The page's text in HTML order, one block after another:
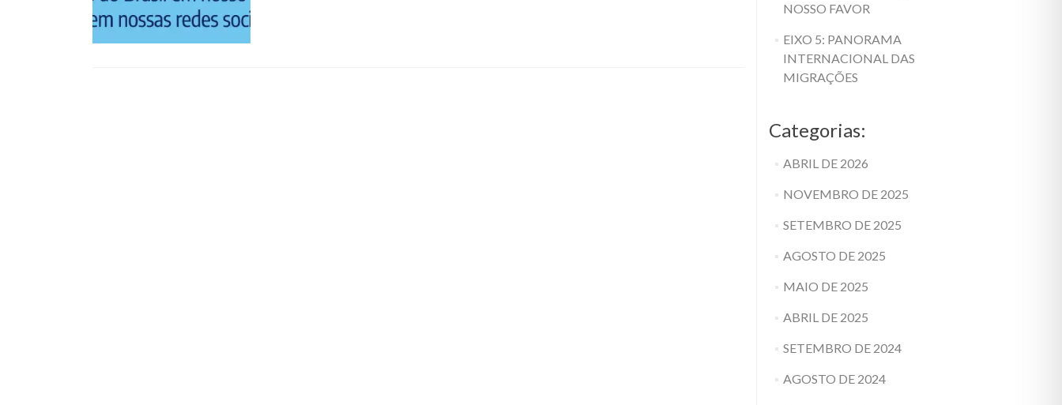
NOSSO FAVOR
EIXO 5: PANORAMA
INTERNACIONAL DAS
MIGRAÇÕES
Categorias:
ABRIL DE 2026
NOVEMBRO DE 2025
SETEMBRO DE 2025
AGOSTO DE 2025
MAIO DE 2025
ABRIL DE 2025
SETEMBRO DE 2024
AGOSTO DE 2024